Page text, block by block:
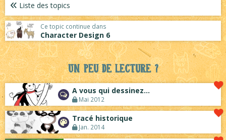
Liste des topics
Ce topic continue dans
Character Design 6
Un peu de lecture ?
A vous qui dessinez...
Mai 2012
Tracé historique
Jan. 2014